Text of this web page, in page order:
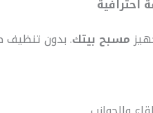
مسبح بيتك. بدون تنظيف